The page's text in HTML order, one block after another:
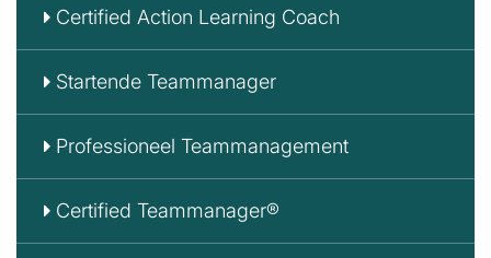
Certified Action Learning Coach
Startende Teammanager
Professioneel Teammanagement
Certified Teammanager®